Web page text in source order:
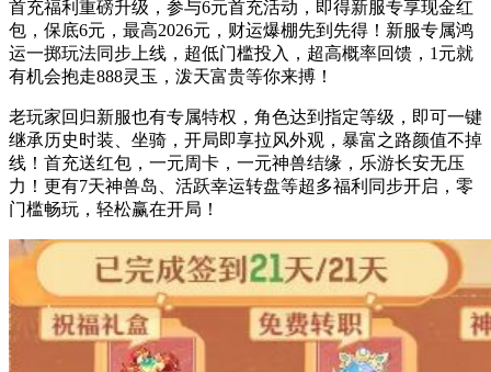
首充福利重磅升级，参与6元首充活动，即得新服专享现金红
包，保底6元，最高2026元，财运爆棚先到先得！新服专属鸿
运一掷玩法同步上线，超低门槛投入，超高概率回馈，1元就
有机会抱走888灵玉，泼天富贵等你来搏！
老玩家回归新服也有专属特权，角色达到指定等级，即可一键
继承历史时装、坐骑，开局即享拉风外观，暴富之路颜值不掉
线！首充送红包，一元周卡，一元神兽结缘，乐游长安无压
力！更有7天神兽岛、活跃幸运转盘等超多福利同步开启，零
门槛畅玩，轻松赢在开局！